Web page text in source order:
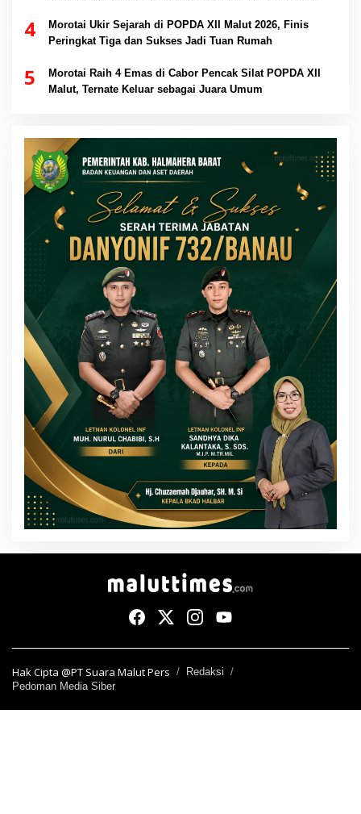
4
Morotai Ukir Sejarah di POPDA XII Malut 2026, Finis
Peringkat Tiga dan Sukses Jadi Tuan Rumah
5
Morotai Raih 4 Emas di Cabor Pencak Silat POPDA XII
Malut, Ternate Keluar sebagai Juara Umum
Hak Cipta @PT Suara Malut Pers
Redaksi
Pedoman Media Siber